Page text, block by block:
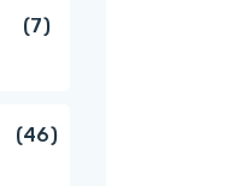
77
4646